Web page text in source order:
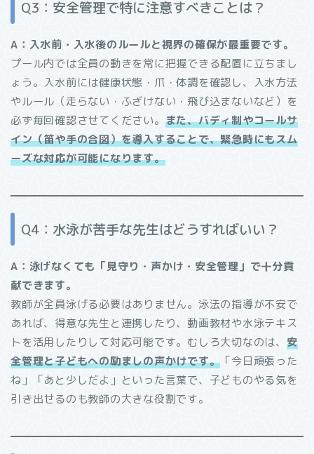
Q3：安全管理で特に注意すべきことは？
A：入水前・入水後のルールと視界の確保が最重要です。
プール内では全員の動きを常に把握できる配置に立ちまし
ょう。入水前には健康状態・爪・体調を確認し、入水方法
やルール（走らない・ふざけない・飛び込まないなど）を
必ず毎回確認させてください。 また、バディ制やコールサ
イン（笛や手の合図）を導入することで、緊急時にもスム
ーズな対応が可能になります。
Q4：水泳が苦手な先生はどうすればいい？
A：泳げなくても「見守り・声かけ・安全管理」で十分貢
献できます。
教師が全員泳げる必要はありません。泳法の指導が不安で
あれば、得意な先生と連携したり、動画教材や水泳テキス
トを活用したりして対応可能です。むしろ大切なのは、 安
全管理と子どもへの励ましの声かけです。 「今日頑張った
ね」「あと少しだよ」といった言葉で、子どものやる気を
引き出せるのも教師の大きな役割です。